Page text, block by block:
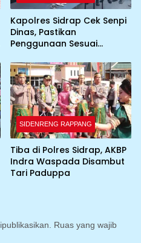
Kapolres Sidrap Cek Senpi
Dinas, Pastikan
Penggunaan Sesuai
SIDENRENG RAPPANG
Tiba di Polres Sidrap, AKBP
Indra Waspada Disambut
Tari Paduppa
Ruas yang wajib